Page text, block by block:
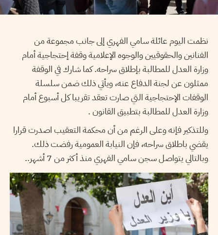
نظمت اليوم عائلة سامي الفهري إلى جانب مجموعة من
الفنانين والحقوقيين والوجوه الإعلامية وقفة إحتجاجية أمام
وزارة العدل للمطالبة بإطلاق سراحه. كما شارك في الوقفة
ممثلون عن لجنة الدفاع عنه، ويأتي ذلك ضمن سلسلة
الوقفات الإحتجاجية التي صارت تعقد تقريبا كل أسبوع أمام
وزارة العدل للمطالبة بتطبيق القانون .
وللتذكير فإنه وعلى الرغم من أن محكمة التعقيب اصدرت قرارا
يقضي باطلاق سراحه، فإن النيابة العمومية رفضت ذلك.
وبالتالي يتواصل سجن سامي الفهري منذ أكثر من 7 أشهر..